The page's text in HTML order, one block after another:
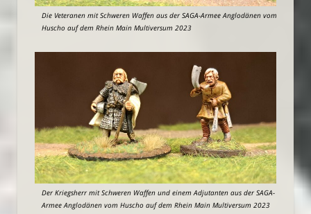
Die Veteranen mit Schweren Waffen aus der SAGA-Armee Anglodänen vom
Huscho auf dem Rhein Main Multiversum 2023
Der Kriegsherr mit Schweren Waffen und einem Adjutanten aus der SAGA-
Armee Anglodänen vom Huscho auf dem Rhein Main Multiversum 2023